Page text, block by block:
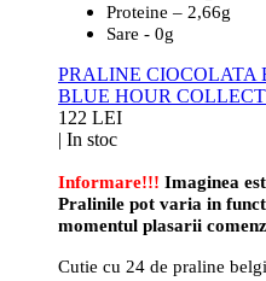
Proteine – 2,66g
Sare - 0g
PRALINE
BLUE HOUR
122 LEI
In stoc
Informare!!! Imaginea
Pralinile pot varia in
momentul plasarii
Cutie cu 24 de praline